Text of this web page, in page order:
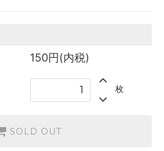
150円(内税)
枚
SOLD OUT